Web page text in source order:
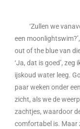
‘Zullen we
een
out of the blue van
‘Ja, dat is goed’,
ijskoud water leeg.
paar weken onder
zicht, als we de
zachtjes, waardoor
comfortabel is. Maar